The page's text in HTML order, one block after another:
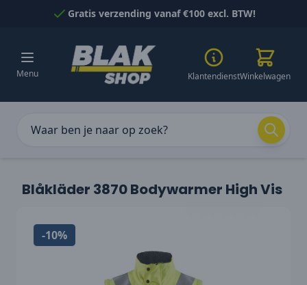
Naar inhoud gaanGratis verzending vanaf €100 excl. BTW!
Menu KlantendienstWinkelwagen
Blåkläder 3870 Bodywarmer High Vis
-10%